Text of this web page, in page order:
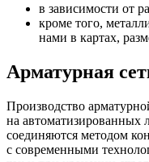
в зависимости от
кроме того,
нами в картах,
Арматурная
Производство
на автоматизированных
соединяются методом
с современными